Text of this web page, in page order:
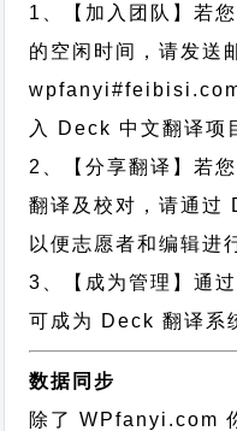
1、【加入团队】若
的空闲时间，请发送
wpfanyi#feibisi.com
入 Deck 中文翻译项
2、【分享翻译】若
翻译及校对，请通过
以便志愿者和编辑进
3、【成为管理】通
可成为 Deck 翻译系
数据同步
除了 WPfanyi.com